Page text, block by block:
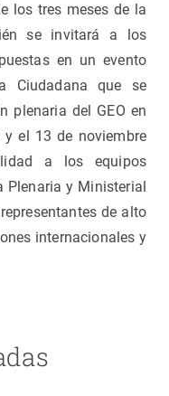
los tres meses de la
se invitará a los
en un evento
Ciudadana que se
plenaria del GEO en
el 13 de noviembre
a los equipos
Plenaria y Ministerial
de alto
internacionales y